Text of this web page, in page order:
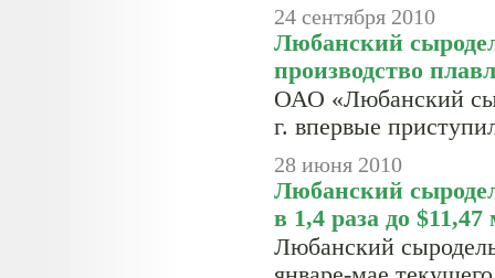
24 сентября 2010
Любанский
производство
ОАО «Любанский
г. впервые
28 июня 2010
Любанский
в 1,4 раза до
Любанский